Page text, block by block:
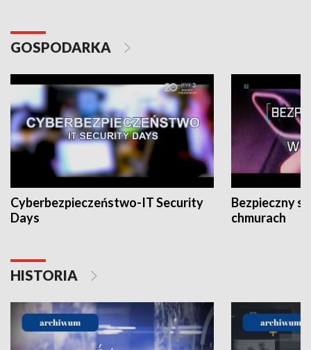
GOSPODARKA
Cyberbezpieczeństwo-IT Security
Days
Bezpieczny
chmurach
HISTORIA